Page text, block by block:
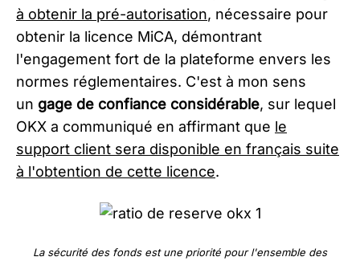
à obtenir la pré-autorisation, nécessaire pour
obtenir la licence MiCA, démontrant
l'engagement fort de la plateforme envers les
normes réglementaires. C'est à mon sens
un gage de confiance considérable, sur lequel
OKX a communiqué en affirmant que le
support client sera disponible en français suite
à l'obtention de cette licence.
La sécurité des fonds est une priorité pour l'ensemble des